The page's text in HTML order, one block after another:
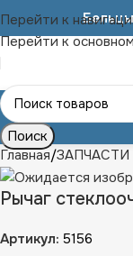
Перейти к
Перейти к
Поиск
Главная
Рычаг
Артикул: 5156